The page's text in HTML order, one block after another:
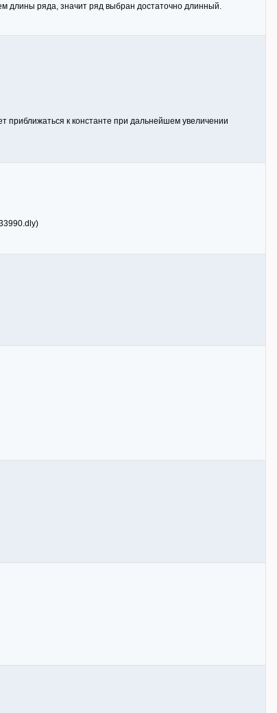
длины ряда, значит ряд выбран достаточно длинный.
приближаться к константе при дальнейшем увеличении